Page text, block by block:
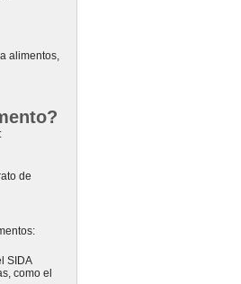
alimentos,
de
SIDA
como el